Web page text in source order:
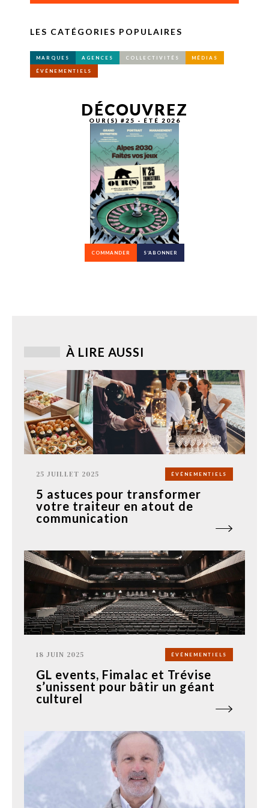
LES CATÉGORIES POPULAIRES
MARQUES AGENCES COLLECTIVITÉS MÉDIAS
ÉVÉNEMENTIELS
DÉCOUVREZ
OUR(S) #25 - ÉTÉ 2026
COMMANDER S’ABONNER
À LIRE AUSSI
25 JUILLET 2025 ÉVÉNEMENTIELS
5 astuces pour transformer
votre traiteur en atout de
communication
18 JUIN 2025 ÉVÉNEMENTIELS
GL events, Fimalac et Trévise
s’unissent pour bâtir un géant
culturel